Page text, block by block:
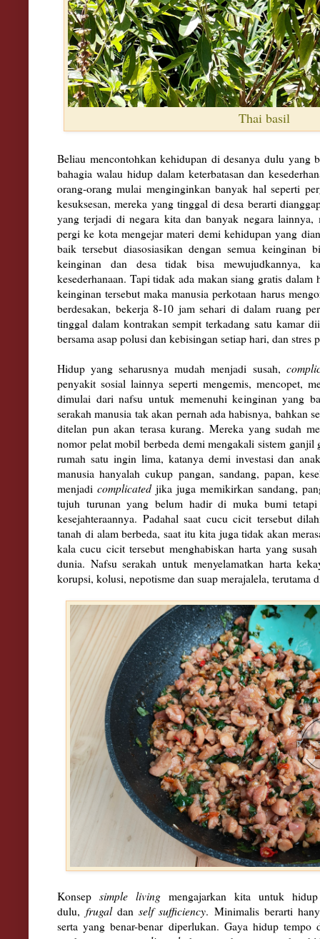
Thai basil
Beliau mencontohkan kehidupan di desanya dulu yang
bahagia walau hidup dalam keterbatasan dan
orang-orang mulai menginginkan banyak hal seperti
kesuksesan, mereka yang tinggal di desa berarti
yang terjadi di negara kita dan banyak negara lainnya,
pergi ke kota mengejar materi demi kehidupan yang
baik tersebut diasosiasikan dengan semua keinginan
keinginan dan desa tidak bisa mewujudkannya,
kesederhanaan. Tapi tidak ada makan siang gratis
keinginan tersebut maka manusia perkotaan harus
berdesakan, bekerja 8-10 jam sehari di dalam ruang
tinggal dalam kontrakan sempit terkadang satu kamar
bersama asap polusi dan kebisingan setiap hari, dan stres
Hidup yang seharusnya mudah menjadi susah,
penyakit sosial lainnya seperti mengemis, mencopet,
dimulai dari nafsu untuk memenuhi keinginan yang
serakah manusia tak akan pernah ada habisnya, bahkan
ditelan pun akan terasa kurang. Mereka yang sudah
nomor pelat mobil berbeda demi mengakali sistem ganjil
rumah satu ingin lima, katanya demi investasi dan
manusia hanyalah cukup pangan, sandang, papan,
menjadi complicatedjika juga memikirkan sandang,
tujuh turunan yang belum hadir di muka bumi
kesejahteraannya. Padahal saat cucu cicit tersebut
tanah di alam berbeda, saat itu kita juga tidak akan
kala cucu cicit tersebut menghabiskan harta yang
dunia. Nafsu serakah untuk menyelamatkan harta
korupsi, kolusi, nepotisme dan suap merajalela, terutama
Konsep simple living mengajarkan kita untuk
dulu, frugaldanself sufficiency. Minimalis berarti
serta yang benar-benar diperlukan. Gaya hidup